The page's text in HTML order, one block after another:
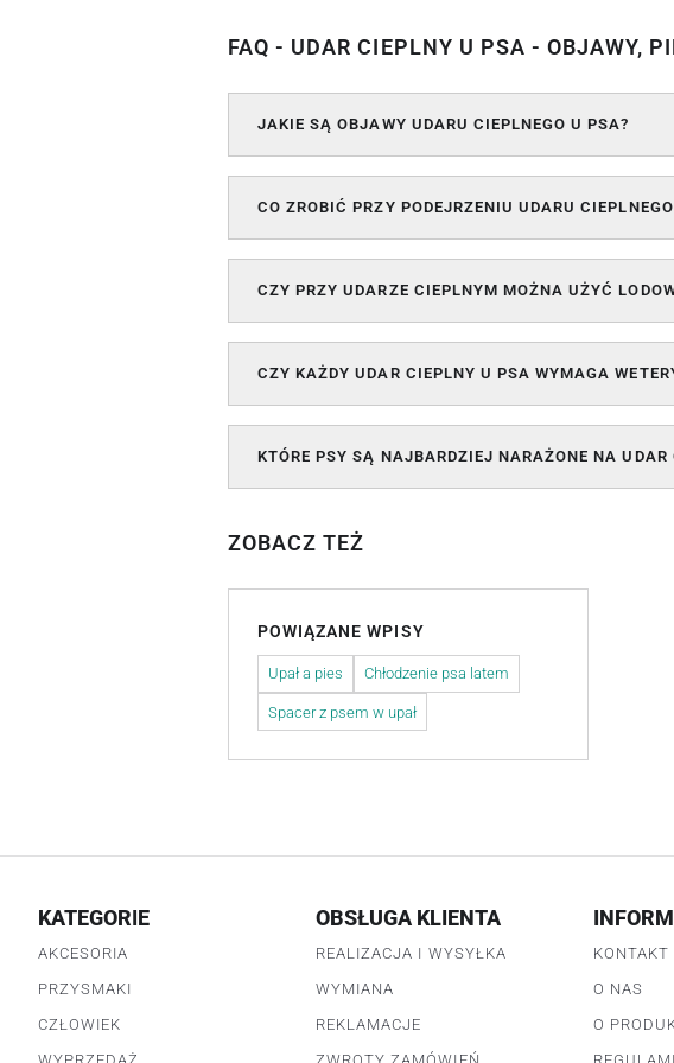
FAQ - UDAR CIEPLNY U PSA - OBJAWY,
JAKIE SĄ OBJAWY UDARU CIEPLNEGO U PSA?
CO ZROBIĆ PRZY PODEJRZENIU UDARU
CZY PRZY UDARZE CIEPLNYM MOŻNA UŻYĆ
CZY KAŻDY UDAR CIEPLNY U PSA WYMAGA
KTÓRE PSY SĄ NAJBARDZIEJ NARAŻONE NA UDAR
ZOBACZ TEŻ
POWIĄZANE WPISY
Upał a pies Chłodzenie psa latem
Spacer z psem w upał
KATEGORIE
AKCESORIA
PRZYSMAKI
CZŁOWIEK
OBSŁUGA KLIENTA
REALIZACJA I WYSYŁKA
WYMIANA
REKLAMACJE
KONTAKT
O NAS
O